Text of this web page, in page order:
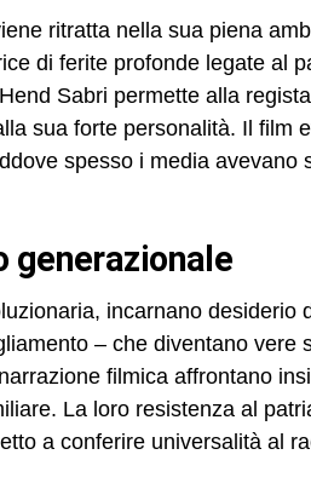
ritratta nella sua piena
di ferite profonde legate al
Sabri permette alla
sua forte personalità. Il film
spesso i media avevano
generazionale
incarnano desiderio
– che diventano vere
filmica affrontano
La loro resistenza al
a conferire universalità al